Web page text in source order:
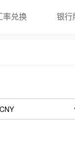
率兑换 银行